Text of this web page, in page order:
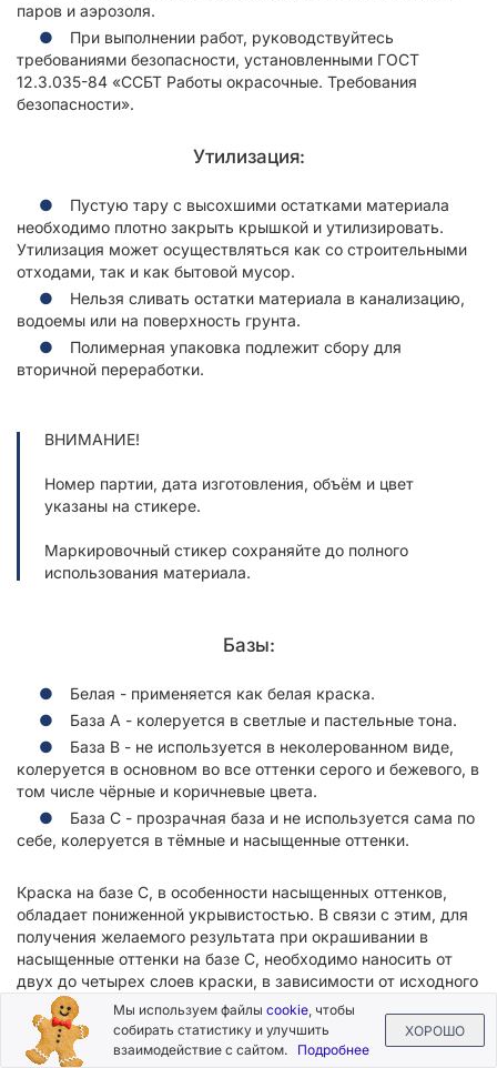
паров и аэрозоля.
При выполнении работ, руководствуйтесь
требованиями безопасности, установленными ГОСТ
12.3.035-84 «ССБТ Работы окрасочные. Требования
безопасности».
Утилизация:
Пустую тару с высохшими остатками материала
необходимо плотно закрыть крышкой и утилизировать.
Утилизация может осуществляться как со строительными
отходами, так и как бытовой мусор.
Нельзя сливать остатки материала в канализацию,
водоемы или на поверхность грунта.
Полимерная упаковка подлежит сбору для
вторичной переработки.
ВНИМАНИЕ!
Номер партии, дата изготовления, объём и цвет
указаны на стикере.
Маркировочный стикер сохраняйте до полного
использования материала.
Базы:
Белая - применяется как белая краска.
База A - колеруется в светлые и пастельные тона.
База B - не используется в неколерованном виде,
колеруется в основном во все оттенки серого и бежевого, в
том числе чёрные и коричневые цвета.
База C - прозрачная база и не используется сама по
себе, колеруется в тёмные и насыщенные оттенки.
Краска на базе С, в особенности насыщенных оттенков,
обладает пониженной укрывистостью. В связи с этим, для
получения желаемого результата при окрашивании в
насыщенные оттенки на базе С, необходимо наносить от
двух до четырех слоев краски, в зависимости от исходного
цвета поверхности. Для сокращения количества слоев
краски на базе С, рекомендуется предварительно нанести
слой кроющей грунтовки PRIME COLOR BASE
Мы используем файлы cookie, чтобы
собирать статистику и улучшить
взаимодействие с сайтом. Подробнее
ХОРОШО